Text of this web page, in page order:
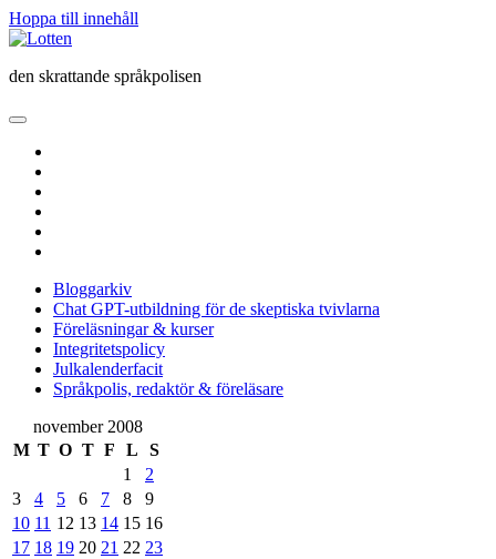
Hoppa till innehåll
Lotten
den skrattande språkpolisen
öppna
meny
Bloggarkiv
Chat GPT-utbildning för de skeptiska tvivlarna
Föreläsningar & kurser
Integritetspolicy
Julkalenderfacit
Språkpolis, redaktör & föreläsare
Sidopanel
november 2008
M T O T F L
S
1
2
3
4 5 6 7 8
9
10 11 12 13 14 15 16
17 18 19 20 21 22 23